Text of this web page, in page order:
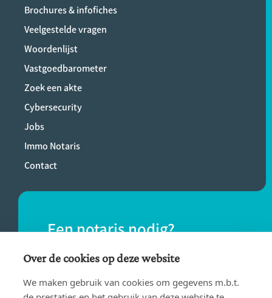
Brochures & infofiches
Veelgestelde vragen
Woordenlijst
Vastgoedbarometer
Zoek een akte
Cybersecurity
Jobs
Immo Notaris
Contact
Een notaris nodig?
Vind eenvoudig een notaris bij jou in de
buurt.
Over de cookies op deze website
We maken gebruik van cookies om gegevens m.b.t.